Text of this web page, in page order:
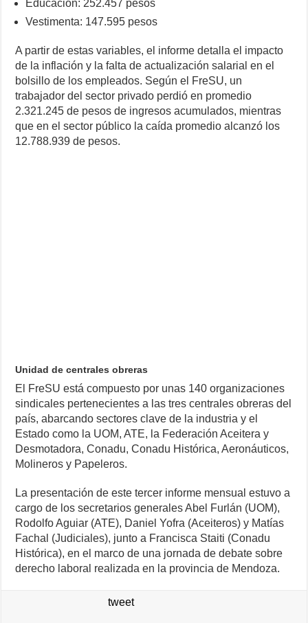
Educación: 252.457 pesos
Vestimenta: 147.595 pesos
A partir de estas variables, el informe detalla el impacto
de la inflación y la falta de actualización salarial en el
bolsillo de los empleados. Según el FreSU, un
trabajador del sector privado perdió en promedio
2.321.245 de pesos de ingresos acumulados, mientras
que en el sector público la caída promedio alcanzó los
12.788.939 de pesos.
Unidad de centrales obreras
El FreSU está compuesto por unas 140 organizaciones
sindicales pertenecientes a las tres centrales obreras del
país, abarcando sectores clave de la industria y el
Estado como la UOM, ATE, la Federación Aceitera y
Desmotadora, Conadu, Conadu Histórica, Aeronáuticos,
Molineros y Papeleros.
La presentación de este tercer informe mensual estuvo a
cargo de los secretarios generales Abel Furlán (UOM),
Rodolfo Aguiar (ATE), Daniel Yofra (Aceiteros) y Matías
Fachal (Judiciales), junto a Francisca Staiti (Conadu
Histórica), en el marco de una jornada de debate sobre
derecho laboral realizada en la provincia de Mendoza.
tweet